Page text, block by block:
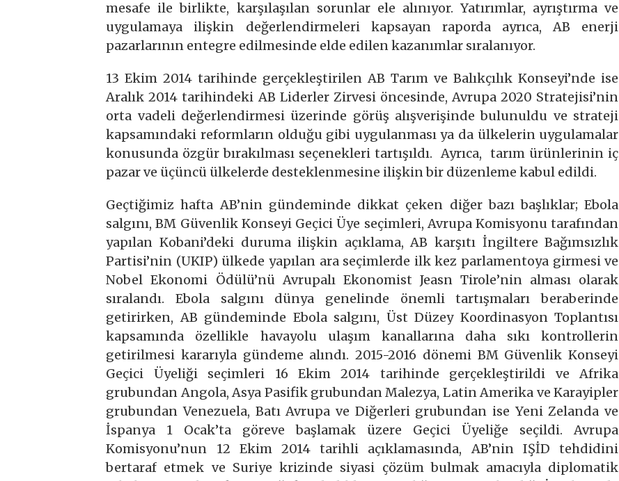
mesafe ile birlikte, karşılaşılan sorunlar ele alınıyor. Yatırımlar, ayrıştırma ve
uygulamaya ilişkin değerlendirmeleri kapsayan raporda ayrıca, AB enerji
pazarlarının entegre edilmesinde elde edilen kazanımlar sıralanıyor.
13 Ekim 2014 tarihinde gerçekleştirilen AB Tarım ve Balıkçılık Konseyi’nde ise
Aralık 2014 tarihindeki AB Liderler Zirvesi öncesinde, Avrupa 2020 Stratejisi’nin
orta vadeli değerlendirmesi üzerinde görüş alışverişinde bulunuldu ve strateji
kapsamındaki reformların olduğu gibi uygulanması ya da ülkelerin uygulamalar
konusunda özgür bırakılması seçenekleri tartışıldı. Ayrıca, tarım ürünlerinin iç
pazar ve üçüncü ülkelerde desteklenmesine ilişkin bir düzenleme kabul edildi.
Geçtiğimiz hafta AB’nin gündeminde dikkat çeken diğer bazı başlıklar; Ebola
salgını, BM Güvenlik Konseyi Geçici Üye seçimleri, Avrupa Komisyonu tarafından
yapılan Kobani’deki duruma ilişkin açıklama, AB karşıtı İngiltere Bağımsızlık
Partisi’nin (UKIP) ülkede yapılan ara seçimlerde ilk kez parlamentoya girmesi ve
Nobel Ekonomi Ödülü’nü Avrupalı Ekonomist Jeasn Tirole’nin alması olarak
sıralandı. Ebola salgını dünya genelinde önemli tartışmaları beraberinde
getirirken, AB gündeminde Ebola salgını, Üst Düzey Koordinasyon Toplantısı
kapsamında özellikle havayolu ulaşım kanallarına daha sıkı kontrollerin
getirilmesi kararıyla gündeme alındı. 2015-2016 dönemi BM Güvenlik Konseyi
Geçici Üyeliği seçimleri 16 Ekim 2014 tarihinde gerçekleştirildi ve Afrika
grubundan Angola, Asya Pasifik grubundan Malezya, Latin Amerika ve Karayipler
grubundan Venezuela, Batı Avrupa ve Diğerleri grubundan ise Yeni Zelanda ve
İspanya 1 Ocak’ta göreve başlamak üzere Geçici Üyeliğe seçildi. Avrupa
Komisyonu’nun 12 Ekim 2014 tarihli açıklamasında, AB’nin IŞİD tehdidini
bertaraf etmek ve Suriye krizinde siyasi çözüm bulmak amacıyla diplomatik